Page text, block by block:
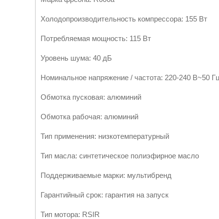
Холодопроизводительность компрессора: 155 Вт
Потребляемая мощность: 115 Вт
Уровень шума: 40 дБ
Номинальное напряжение / частота: 220-240 В~50
Обмотка пусковая: алюминий
Обмотка рабочая: алюминий
Тип применения: низкотемпературный
Тип масла: синтетическое полиэфирное масло
Поддерживаемые марки: мультибренд
Гарантийный срок: гарантия на запуск
Тип мотора: RSIR